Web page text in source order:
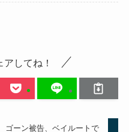
アしてね！
ゴーン被告、ベイルートで